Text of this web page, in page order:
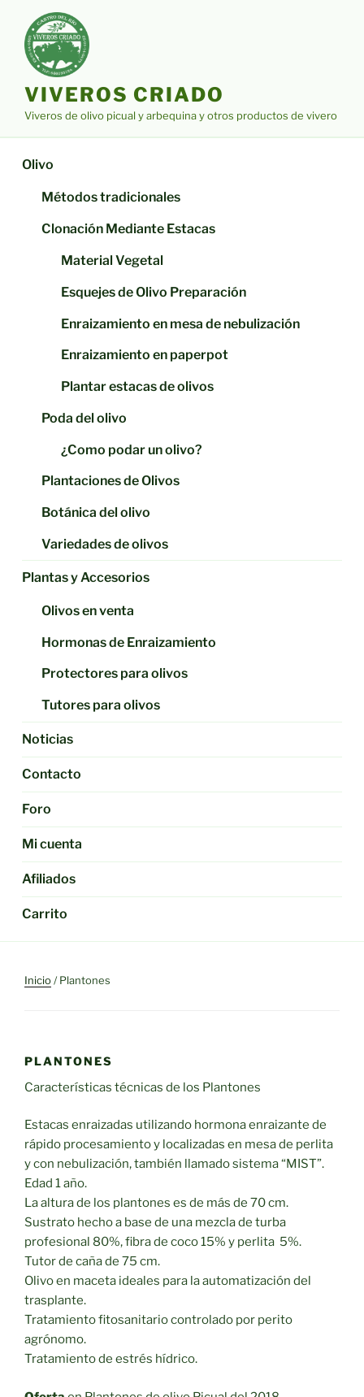
contenido
VIVEROS CRIADO
Viveros de olivo picual y arbequina y otros productos de vivero
Olivo
Métodos tradicionales
Clonación Mediante Estacas
Material Vegetal
Esquejes de Olivo Preparación
Enraizamiento en mesa de nebulización
Enraizamiento en paperpot
Plantar estacas de olivos
Poda del olivo
¿Como podar un olivo?
Plantaciones de Olivos
Botánica del olivo
Variedades de olivos
Plantas y Accesorios
Olivos en venta
Hormonas de Enraizamiento
Protectores para olivos
Tutores para olivos
Noticias
Contacto
Foro
Mi cuenta
Afiliados
Carrito
Inicio/ Plantones
PLANTONES
Características técnicas de los Plantones
Estacas enraizadas utilizando hormona enraizante de
rápido procesamiento y localizadas en mesa de perlita
y con nebulización, también llamado sistema “MIST”.
Edad 1 año.
La altura de los plantones es de más de 70 cm.
Sustrato hecho a base de una mezcla de turba
profesional 80%, fibra de coco 15% y perlita 5%.
Tutor de caña de 75 cm.
Olivo en maceta ideales para la automatización del
trasplante.
Tratamiento fitosanitario controlado por perito
agrónomo.
Tratamiento de estrés hídrico.